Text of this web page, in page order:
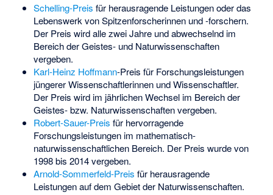
Schelling-Preis für herausragende Leistungen oder das
Lebenswerk von Spitzenforscherinnen und -forschern.
Der Preis wird alle zwei Jahre und abwechselnd im
Bereich der Geistes- und Naturwissenschaften
vergeben.
Karl-Heinz Hoffmann-Preis für Forschungsleistungen
jüngerer Wissenschaftlerinnen und Wissenschaftler.
Der Preis wird im jährlichen Wechsel im Bereich der
Geistes- bzw. Naturwissenschaften vergeben.
Robert-Sauer-Preis für hervorragende
Forschungsleistungen im mathematisch-
naturwissenschaftlichen Bereich. Der Preis wurde von
1998 bis 2014 vergeben.
Arnold-Sommerfeld-Preis für herausragende
Leistungen auf dem Gebiet der Naturwissenschaften.